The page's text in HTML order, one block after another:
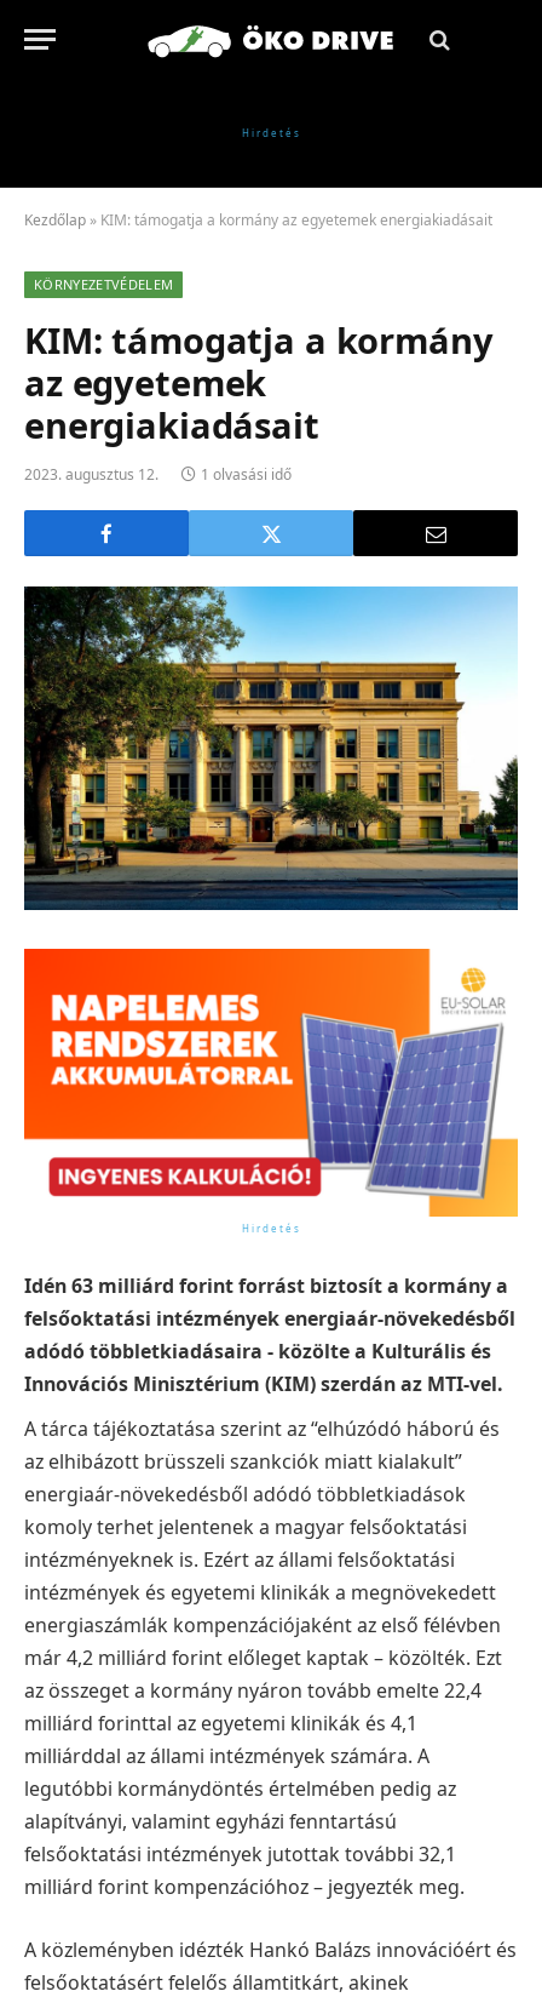
Kezdőlap » KIM: támogatja a kormány az egyetemek energiakiadásait
KÖRNYEZETVÉDELEM
KIM: támogatja a kormány
az egyetemek
energiakiadásait
2023. augusztus 12. 1 olvasási idő
Idén 63 milliárd forint forrást biztosít a kormány a
felsőoktatási intézmények energiaár-növekedésből
adódó többletkiadásaira - közölte a Kulturális és
Innovációs Minisztérium (KIM) szerdán az MTI-vel.
A tárca tájékoztatása szerint az “elhúzódó háború és
az elhibázott brüsszeli szankciók miatt kialakult”
energiaár-növekedésből adódó többletkiadások
komoly terhet jelentenek a magyar felsőoktatási
intézményeknek is. Ezért az állami felsőoktatási
intézmények és egyetemi klinikák a megnövekedett
energiaszámlák kompenzációjaként az első félévben
már 4,2 milliárd forint előleget kaptak – közölték. Ezt
az összeget a kormány nyáron tovább emelte 22,4
milliárd forinttal az egyetemi klinikák és 4,1
milliárddal az állami intézmények számára. A
legutóbbi kormánydöntés értelmében pedig az
alapítványi, valamint egyházi fenntartású
felsőoktatási intézmények jutottak további 32,1
milliárd forint kompenzációhoz – jegyezték meg.
A közleményben idézték Hankó Balázs innovációért és
felsőoktatásért felelős államtitkárt, akinek